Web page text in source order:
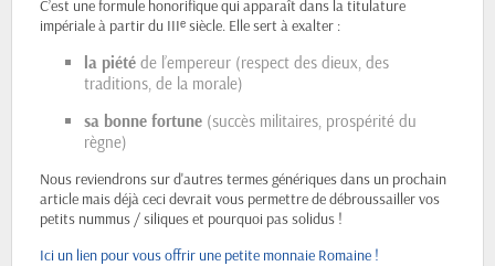
C’est une formule honorifique qui apparaît dans la titulature
impériale à partir du IIIᵉ siècle. Elle sert à exalter :
la piété de l’empereur (respect des dieux, des
traditions, de la morale)
sa bonne fortune (succès militaires, prospérité du
règne)
Nous reviendrons sur d'autres termes génériques dans un prochain
article mais déjà ceci devrait vous permettre de débroussailler vos
petits nummus / siliques et pourquoi pas solidus !
Ici un lien pour vous offrir une petite monnaie Romaine !